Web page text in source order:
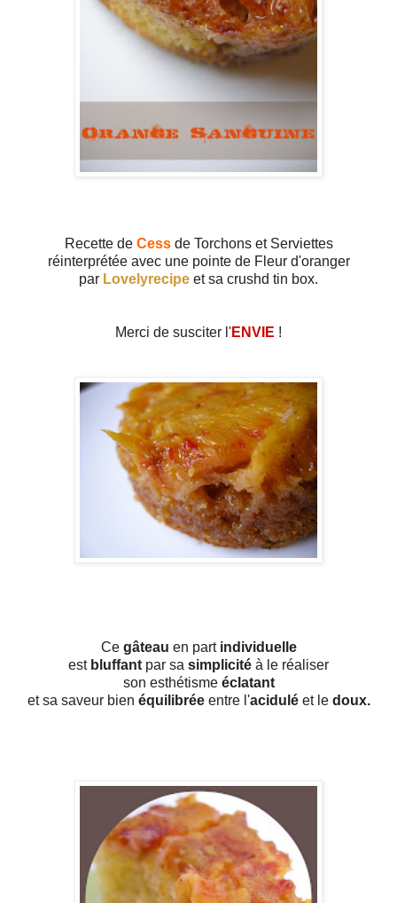
Recette de Cessde Torchons et Serviettes
réinterprétée avec une pointe de Fleur d'oranger
par Lovelyrecipe et sa crushd tin box.
Merci de susciter l'ENVIE !
Cegâteau en part individuelle
estbluffantpar sa simplicité à le réaliser
son esthétismeéclatant
et sa saveur bien équilibréeentre l'aciduléet le doux.